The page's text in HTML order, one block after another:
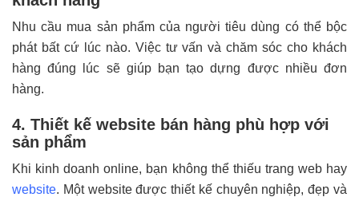
Nhu cầu mua sản phẩm của người tiêu dùng có thể bộc
phát bất cứ lúc nào. Việc tư vấn và chăm sóc cho khách
hàng đúng lúc sẽ giúp bạn tạo dựng được nhiều đơn
hàng.
4. Thiết kế website bán hàng phù hợp với
sản phẩm
Khi kinh doanh online, bạn không thể thiếu trang web hay
website. Một website được thiết kế chuyên nghiệp, đẹp và